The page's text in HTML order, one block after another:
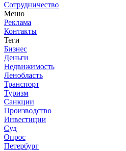
Сотрудничество
Меню
Реклама
Контакты
Теги
Бизнес
Деньги
Недвижимость
Ленобласть
Транспорт
Туризм
Санкции
Производство
Инвестиции
Суд
Опрос
Петербург